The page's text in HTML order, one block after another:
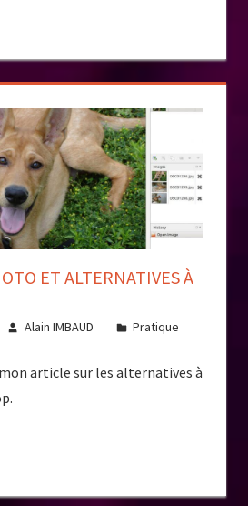
ET ALTERNATIVES À
Alain IMBAUD Pratique
article sur les alternatives à